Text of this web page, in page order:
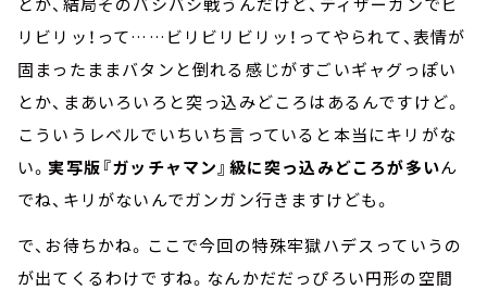
リビリッ！って……ビリビリビリッ！ってやられて、表情が
固まったままバタンと倒れる感じがすごいギャグっぽい
とか、まあいろいろと突っ込みどころはあるんですけど。
こういうレベルでいちいち言っていると本当にキリがな
い。 実写版『ガッチャマン』級に突っ込みどころが多いん
でね、キリがないんでガンガン行きますけども。
で、お待ちかね。ここで今回の特殊牢獄ハデスっていうの
が出てくるわけですね。なんかだだっぴろい円形の空間